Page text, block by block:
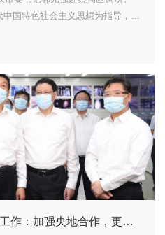
国特色社会主义思想为指导，深
起省委赋予的一主引领重大责
作：加强央地合作，更好